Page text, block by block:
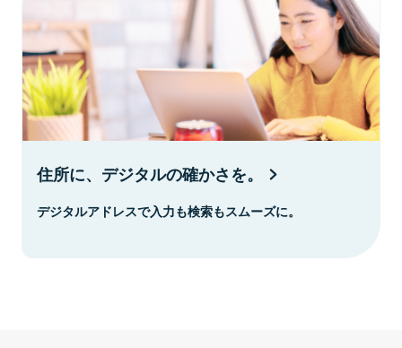
住所に、デジタルの確かさを。
デジタルアドレスで入力も検索もスムーズに。